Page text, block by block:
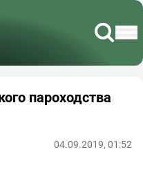
пароходства
04.09.2019, 01:52